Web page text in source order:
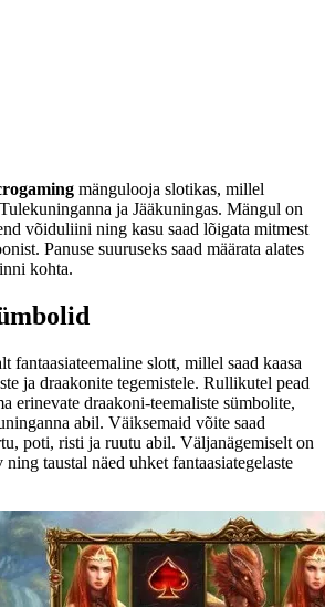
mängulooja slotikas, millel
ja Jääkuningas. Mängul on
võiduliini ning kasu saad lõigata mitmest
Panuse suuruseks saad määrata alates
kohta.
fantaasiateemaline slott, millel saad kaasa
ja draakonite tegemistele. Rullikutel pead
erinevate draakoni-teemaliste sümbolite,
abil. Väiksemaid võite saad
poti, risti ja ruutu abil. Väljanägemiselt on
taustal näed uhket fantaasiategelaste